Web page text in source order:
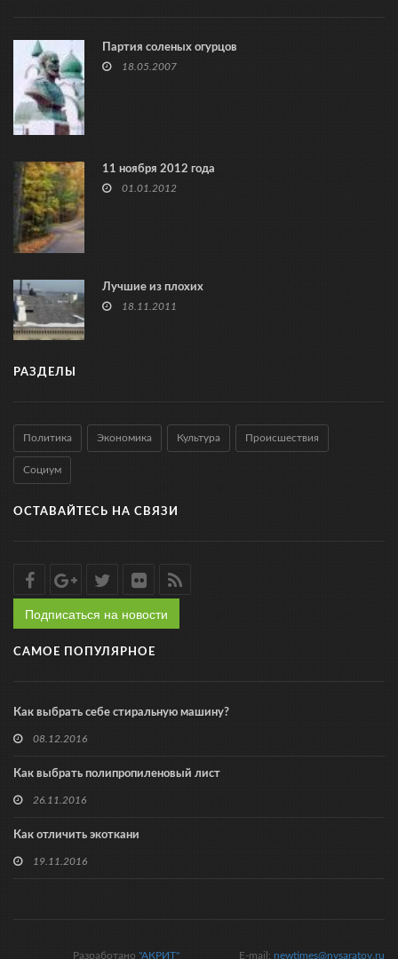
Партия соленых огурцов
18.05.2007
11 ноября 2012 года
01.01.2012
Лучшие из плохих
18.11.2011
РАЗДЕЛЫ
Политика Экономика Культура Происшествия
Социум
ОСТАВАЙТЕСЬ НА СВЯЗИ
Подписаться на новости
САМОЕ ПОПУЛЯРНОЕ
Как выбрать себе стиральную машину?
08.12.2016
Как выбрать полипропиленовый лист
26.11.2016
Как отличить экоткани
19.11.2016
E-mail: newtimes@nvsaratov.ru
Разработано "АКРИТ"